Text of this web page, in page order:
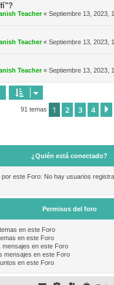
Teacher« Septiembre 13, 2023,
Teacher« Septiembre 13, 2023,
Teacher« Septiembre 13, 2023,
91 temas 1 2 3 4
¿Quién está conectado?
este Foro: No hay usuarios
Permisos del foro
en este Foro
en este Foro
mensajes en este Foro
mensajes en este Foro
en este Foro